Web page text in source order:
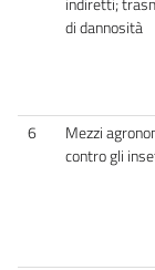
di dannosità
6
Mezzi
contro gli